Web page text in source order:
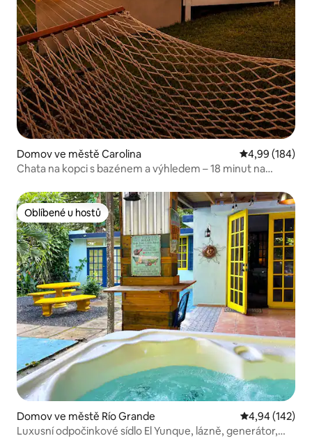
Domov ve městě Carolina Průměrné
4,99 (184)
Chata na kopci s bazénem a výhledem – 18 minut na
Oblíbené u hostů
Oblíbené u hostů
Domov ve městě Río Grande Průměrné
4,94 (142)
Luxusní odpočinkové sídlo El Yunque, lázně, generátor,